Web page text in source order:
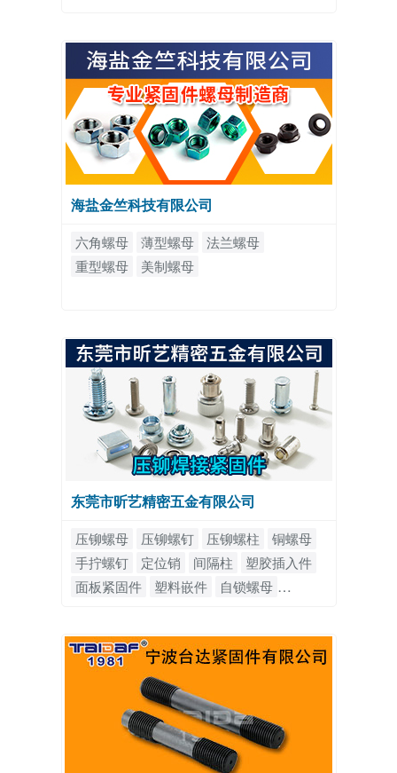
海盐金竺科技有限公司
六角螺母 薄型螺母
法兰螺母
重型螺母
美制螺母
东莞市昕艺精密五金有限公司
压铆螺母 压铆螺钉 压铆螺柱
铜螺母
手拧螺钉
定位销 间隔柱
塑胶插入件
面板紧固件
塑料嵌件
自锁螺母